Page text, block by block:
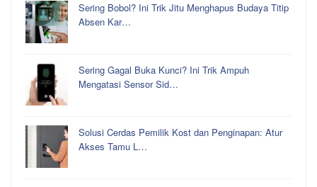
Sering Bobol? Ini Trik Jitu Menghapus Budaya Titip
Absen Kar…
Sering Gagal Buka Kunci? Ini Trik Ampuh
Mengatasi Sensor Sid…
Solusi Cerdas Pemilik Kost dan Penginapan: Atur
Akses Tamu L…